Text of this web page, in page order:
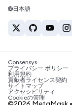
キャリア
お問い合わせ
Tetherの価格
BTC→INR
ETH→USDT
USDTの購入
SHIBの購入
BNBの購入
Solanaウォレット
税制関連ニュース
暗号資産の購入方法は？
ビットコインを売るには
日本語
Consensys
プライバシー ポリシー
利用規約
貢献者ライセンス契約
サイトマップ
アクセシビリティ
Cookieの管理